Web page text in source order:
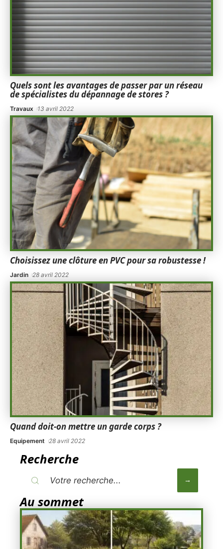
Quels sont les avantages de passer par un réseau
de spécialistes du dépannage de stores ?
Travaux 13 avril 2022
Choisissez une clôture en PVC pour sa robustesse !
Jardin 28 avril 2022
Quand doit-on mettre un garde corps ?
Equipement 28 avril 2022
Recherche
Au sommet